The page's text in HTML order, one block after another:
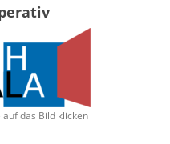
das Bild klicken